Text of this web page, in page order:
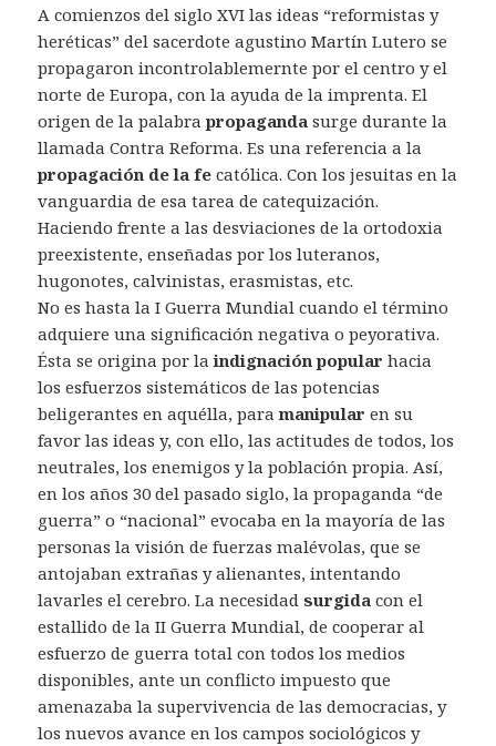
A comienzos del siglo XVI las ideas “reformistas y
heréticas” del sacerdote agustino Martín Lutero se
propagaron incontrolablemernte por el centro y el
norte de Europa, con la ayuda de la imprenta. El
origen de la palabrapropaganda surge durante la
llamada Contra Reforma. Es una referencia a la
propagación de la fe católica. Con los jesuitas en la
vanguardia de esa tarea de catequización.
Haciendo frente a las desviaciones de la ortodoxia
preexistente, enseñadas por los luteranos,
hugonotes, calvinistas, erasmistas, etc.
No es hasta la I Guerra Mundial cuando el término
adquiere una significación negativa o peyorativa.
Ésta se origina por laindignación popular hacia
los esfuerzos sistemáticos de las potencias
beligerantes en aquélla, paramanipular en su
favor las ideas y, con ello, las actitudes de todos, los
neutrales, los enemigos y la población propia. Así,
en los años 30 del pasado siglo, la propaganda “de
guerra” o “nacional” evocaba en la mayoría de las
personas la visión de fuerzas malévolas, que se
antojaban extrañas y alienantes, intentando
lavarles el cerebro. La necesidadsurgida con el
estallido de la II Guerra Mundial, de cooperar al
esfuerzo de guerra total con todos los medios
disponibles, ante un conflicto impuesto que
amenazaba la supervivencia de las democracias, y
los nuevos avance en los campos sociológicos y